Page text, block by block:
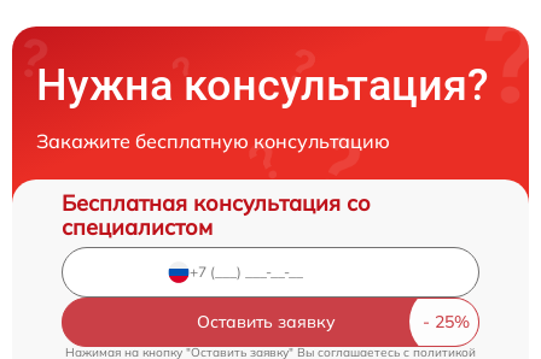
Нужна консультация?
Закажите бесплатную консультацию
Бесплатная консультация со
специалистом
Оставить заявку
Нажимая на кнопку "Оставить заявку" Вы соглашаетесь cполитикой